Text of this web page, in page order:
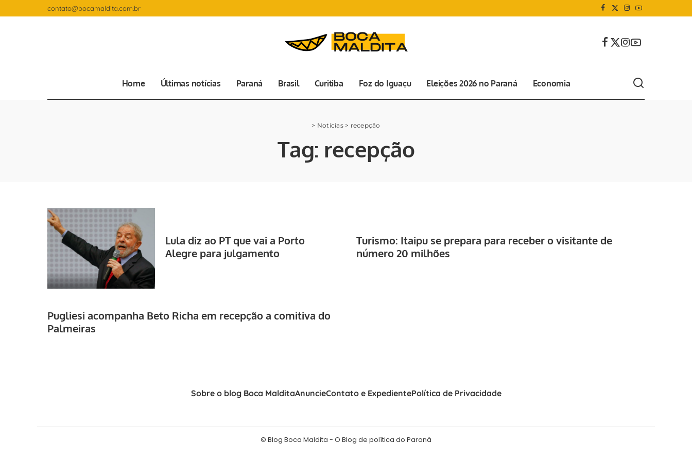
contato@bocamaldita.com.br
Home Últimas notícias Paraná Brasil Curitiba Foz do Iguaçu Eleições 2026 no Paraná Economia
> Notícias> recepção
Tag: recepção
Lula diz ao PT que vai a Porto
Alegre para julgamento
Turismo: Itaipu se prepara para receber o visitante de
número 20 milhões
Pugliesi acompanha Beto Richa em recepção a comitiva do
Palmeiras
Sobre o blog Boca MalditaAnuncieContato e ExpedientePolítica de Privacidade
© Blog Boca Maldita - O Blog de política do Paraná